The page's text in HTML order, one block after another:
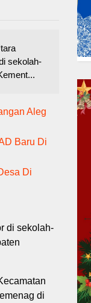
sekolah-
Aleg
Baru Di
Di
di sekolah-
di